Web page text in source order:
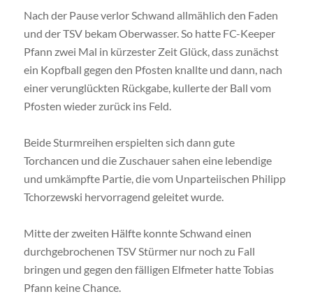
Nach der Pause verlor Schwand allmählich den Faden
und der TSV bekam Oberwasser. So hatte FC-Keeper
Pfann zwei Mal in kürzester Zeit Glück, dass zunächst
ein Kopfball gegen den Pfosten knallte und dann, nach
einer verunglückten Rückgabe, kullerte der Ball vom
Pfosten wieder zurück ins Feld.
Beide Sturmreihen erspielten sich dann gute
Torchancen und die Zuschauer sahen eine lebendige
und umkämpfte Partie, die vom Unparteiischen Philipp
Tchorzewski hervorragend geleitet wurde.
Mitte der zweiten Hälfte konnte Schwand einen
durchgebrochenen TSV Stürmer nur noch zu Fall
bringen und gegen den fälligen Elfmeter hatte Tobias
Pfann keine Chance.